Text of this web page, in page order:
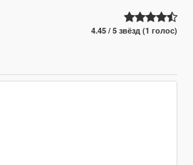
4.45 / 5 звёзд (1 голос)